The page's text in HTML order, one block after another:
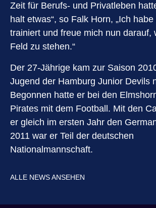
Zeit für Berufs- und Privatleben
halt etwas“, so Falk Horn, „Ich
trainiert und freue mich nun darauf,
Feld zu stehen.“
Der 27-Jährige kam zur Saison
Jugend der Hamburg Junior Devils
Begonnen hatte er bei den
Pirates mit dem Football. Mit den
er gleich im ersten Jahr den
2011 war er Teil der deutschen
Nationalmannschaft.
ALLE NEWS ANSEHEN